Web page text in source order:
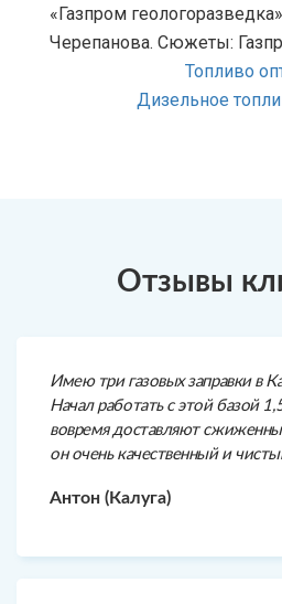
«Газпром
Черепанова. Сюжеты:
Топливо
Дизельное
Отзывы
Имею три газовых заправки в
Начал работать с этой базой
вовремя доставляют
он очень качественный и
Антон (Калуга)